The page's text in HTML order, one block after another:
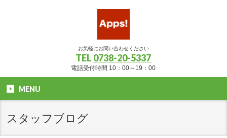
お気軽にお問い合わせください
TEL 0738-20-5337
電話受付時間 10：00～19：00
MENU
スタッフブログ